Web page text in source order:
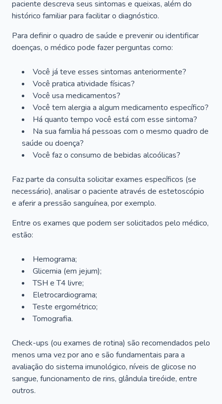
paciente descreva seus sintomas e queixas, além do
histórico familiar para facilitar o diagnóstico.
Para definir o quadro de saúde e prevenir ou identificar
doenças, o médico pode fazer perguntas como:
Você já teve esses sintomas anteriormente?
Você pratica atividade físicas?
Você usa medicamentos?
Você tem alergia a algum medicamento específico?
Há quanto tempo você está com esse sintoma?
Na sua família há pessoas com o mesmo quadro de
saúde ou doença?
Você faz o consumo de bebidas alcoólicas?
Faz parte da consulta solicitar exames específicos (se
necessário), analisar o paciente através de estetoscópio
e aferir a pressão sanguínea, por exemplo.
Entre os exames que podem ser solicitados pelo médico,
estão:
Hemograma;
Glicemia (em jejum);
TSH e T4 livre;
Eletrocardiograma;
Teste ergométrico;
Tomografia.
Check-ups (ou exames de rotina) são recomendados pelo
menos uma vez por ano e são fundamentais para a
avaliação do sistema imunológico, níveis de glicose no
sangue, funcionamento de rins, glândula tireóide, entre
outros.